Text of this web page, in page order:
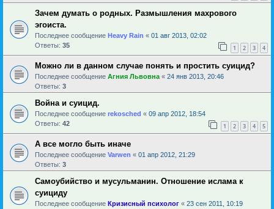
Зачем думать о родных. Размышления махрового
эгоиста.
Последнее сообщение Heavy Rain « 01 авг 2013, 02:02
Ответы: 35 1 2 3 4
Можно ли в данном случае понять и простить суицид?
Последнее сообщение Агния Львовна « 24 янв 2013, 20:46
Ответы: 3
Война и суицид.
Последнее сообщение rekosched « 09 апр 2012, 18:54
Ответы: 42 1 2 3 4 5
А все могло быть иначе
Последнее сообщение Varwen « 01 апр 2012, 21:29
Ответы: 3
Самоубийство и мусульманин. Отношение ислама к
суициду
Последнее сообщение Кризисный психолог « 23 сен 2011, 10:19